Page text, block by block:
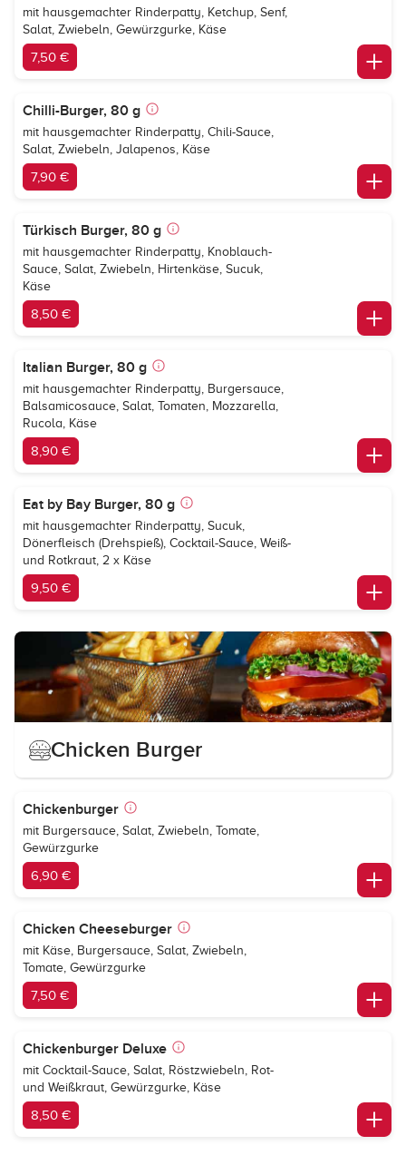
mit hausgemachter Rinderpatty, Ketchup, Senf,
Salat, Zwiebeln, Gewürzgurke, Käse
7,50 €
Chilli-Burger, 80 g
mit hausgemachter Rinderpatty, Chili-Sauce,
Salat, Zwiebeln, Jalapenos, Käse
7,90 €
Türkisch Burger, 80 g
mit hausgemachter Rinderpatty, Knoblauch-
Sauce, Salat, Zwiebeln, Hirtenkäse, Sucuk,
Käse
8,50 €
Italian Burger, 80 g
mit hausgemachter Rinderpatty, Burgersauce,
Balsamicosauce, Salat, Tomaten, Mozzarella,
Rucola, Käse
8,90 €
Eat by Bay Burger, 80 g
mit hausgemachter Rinderpatty, Sucuk,
Dönerfleisch (Drehspieß), Cocktail-Sauce, Weiß-
und Rotkraut, 2 x Käse
9,50 €
Chicken Burger
Chickenburger
mit Burgersauce, Salat, Zwiebeln, Tomate,
Gewürzgurke
6,90 €
Chicken Cheeseburger
mit Käse, Burgersauce, Salat, Zwiebeln,
Tomate, Gewürzgurke
7,50 €
Chickenburger Deluxe
mit Cocktail-Sauce, Salat, Röstzwiebeln, Rot-
und Weißkraut, Gewürzgurke, Käse
8,50 €